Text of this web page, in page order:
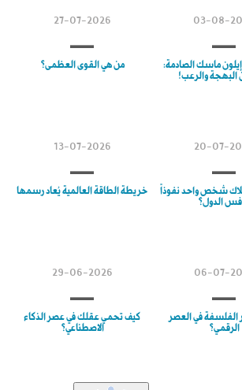
03-08-
ماسك الصادمة:
البهجة والرعب!
27-07-2026
من هي القوى العظمى؟
20-07-
شخص واحد نفوذاً
الدول؟
13-07-2026
خريطة الطاقة العالمية يُعاد رسمها
06-07-
الفلسفة في العصر
الرقمي؟
29-06-2026
كيف تحمي عقلك في عصر الذكاء
الاصطناعي؟